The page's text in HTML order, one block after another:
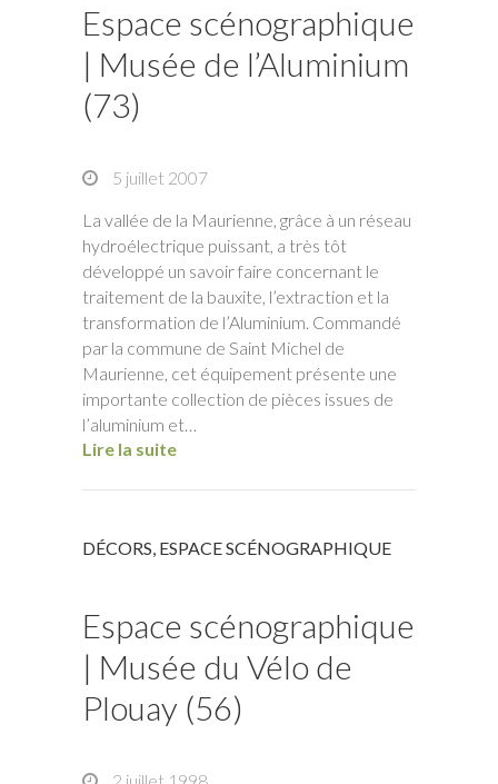
Espace scénographique
| Musée de l’Aluminium
(73)
5 juillet 2007
La vallée de la Maurienne, grâce à un réseau
hydroélectrique puissant, a très tôt
développé un savoir faire concernant le
traitement de la bauxite, l’extraction et la
transformation de l’Aluminium. Commandé
par la commune de Saint Michel de
Maurienne, cet équipement présente une
importante collection de pièces issues de
l’aluminium et…
Lire la suite
DÉCORS, ESPACE SCÉNOGRAPHIQUE
Espace scénographique
| Musée du Vélo de
Plouay (56)